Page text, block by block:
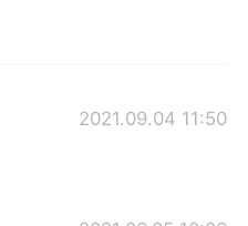
2021.09.04 11:50